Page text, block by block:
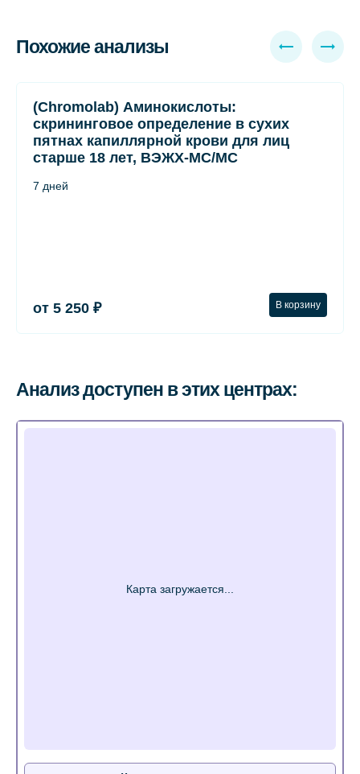
Похожие анализы
(Chromolab) Аминокислоты:
скрининговое определение в сухих
пятнах капиллярной крови для лиц
старше 18 лет, ВЭЖХ-МС/МС
7 дней
от 5 250 ₽ В корзину
Анализ доступен в этих центрах: